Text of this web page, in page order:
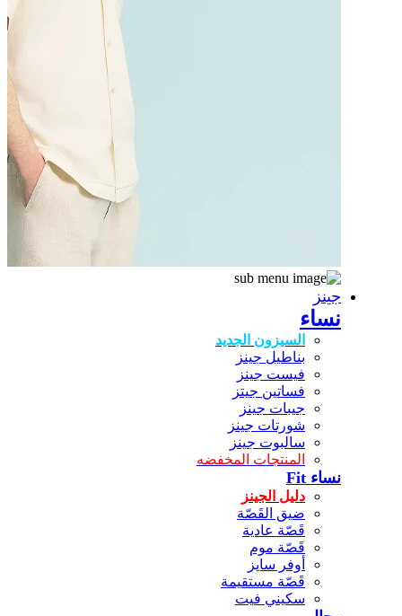
جينز
نساء
السيزون الجديد
بناطيل جينز
فيست جينز
فساتين جيتز
جيبات جينز
شورتات جينز
سالبوت جينز
المنتجات المخفضه
نساء Fit
دليل الجينز
ضيق القَصّة
قَصّة عادية
قَصّة موم
أوفر سايز
قَصّة مستقيمة
سكيني فيت